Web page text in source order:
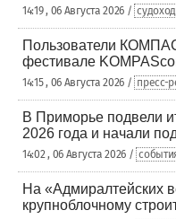
14:19 , 06 Августа 2026 /
Пользователи
фестивале
14:15 , 06 Августа 2026 / пресс-
В Приморье подвели
2026 года и начали
14:02 , 06 Августа 2026 /
На «Адмиралтейских
крупноблочному